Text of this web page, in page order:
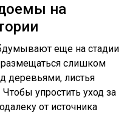
на
еще на стадии
слишком
деревьями, листья
упростить уход за
от источника